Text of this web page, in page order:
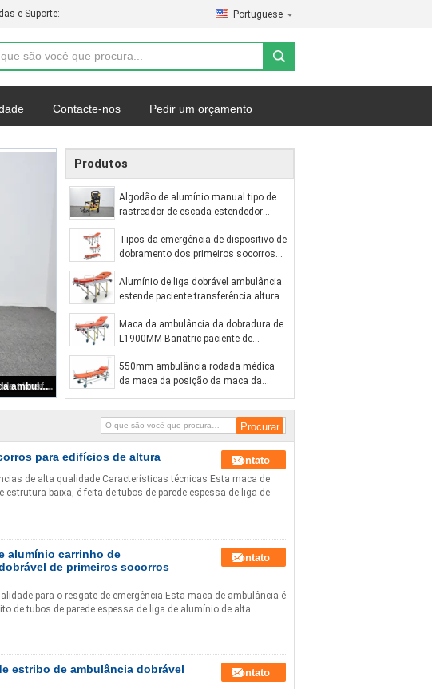
e Suporte: Portuguese
Contacte-nos Pedir um orçamento
Algodão de alumínio manual tipo de rastreador de escada estendedor dobrável leve para transferência de pacientes hospitalares
Produtos
Algodão de alumínio manual tipo de
rastreador de escada estendedor
pacientes hospitalares
Tipos da emergência de dispositivo de
dobramento dos primeiros socorros
ambulância
Alumínio de liga dobrável ambulância
estende paciente transferência altura e
Maca da ambulância da dobradura de
L1900MM Bariatric paciente de
550mm ambulância rodada médica
da maca da posição da maca da
para edifícios de altura Contato
de alta qualidade Características técnicas Esta maca de
baixa, é feita de tubos de parede espessa de liga de
alumínio carrinho de
de primeiros socorros
Contato
para o resgate de emergência Esta maca de ambulância é
de tubos de parede espessa de liga de alumínio de alta
estribo de ambulância dobrável
Contato